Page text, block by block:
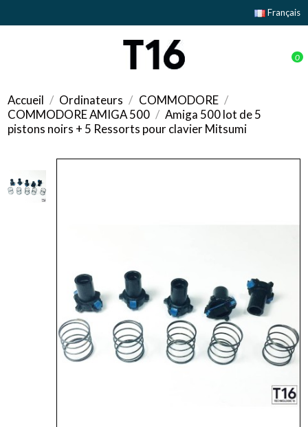
Français
0
Accueil Ordinateurs
COMMODORE
COMMODORE AMIGA 500
Amiga 500 lot de 5
pistons noirs + 5 Ressorts pour clavier Mitsumi